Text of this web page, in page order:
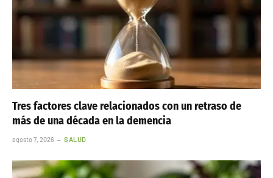
Tres factores clave relacionados con un retraso de
más de una década en la demencia
agosto 7, 2026 SALUD